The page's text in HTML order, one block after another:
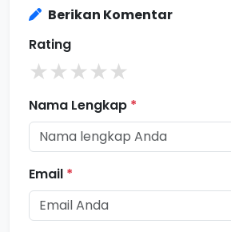
Berikan Komentar
Rating
★★★★★
Nama Lengkap *
Email *